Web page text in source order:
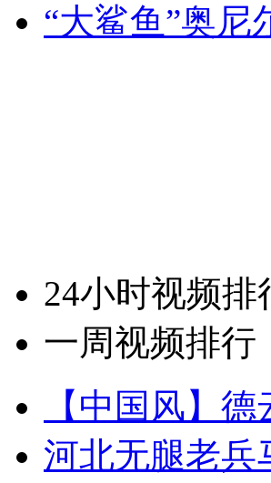
“大鲨鱼”奥尼
24小时视频排
一周视频排行
【中国风】
河北无腿老兵